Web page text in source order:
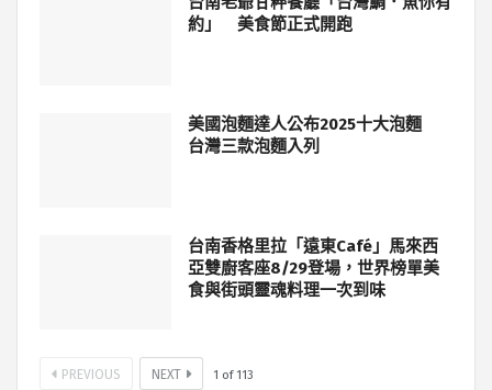
約」 美食節正式開跑
美國泡麵達人公布2025十大泡麵
台灣三款泡麵入列
台南香格里拉「遠東Café」馬來西
亞雙廚客座8/29登場，世界榜單美
食與街頭靈魂料理一次到味
PREVIOUS NEXT 1 of 113